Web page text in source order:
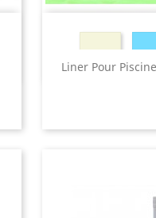
Liner Pour